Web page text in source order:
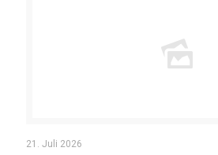
21. Juli 2026